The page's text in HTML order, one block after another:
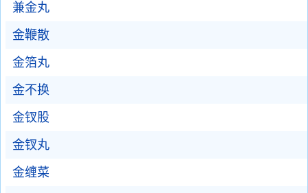
兼金丸
金鞭散
金箔丸
金不换
金钗股
金钗丸
金缠菜